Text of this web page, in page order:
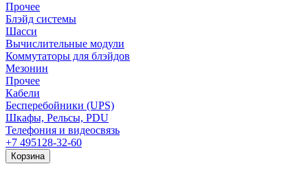
Прочее
Блэйд системы
Шасси
Вычислительные модули
Коммутаторы для блэйдов
Мезонин
Прочее
Кабели
Бесперебойники (UPS)
Шкафы, Рельсы, PDU
Телефония и видеосвязь
+7 495128-32-60
Корзина